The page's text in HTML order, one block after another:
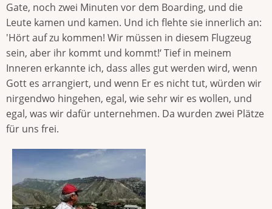
Gate, noch zwei Minuten vor dem Boarding, und die
Leute kamen und kamen. Und ich flehte sie innerlich an:
'Hört auf zu kommen! Wir müssen in diesem Flugzeug
sein, aber ihr kommt und kommt!‘ Tief in meinem
Inneren erkannte ich, dass alles gut werden wird, wenn
Gott es arrangiert, und wenn Er es nicht tut, würden wir
nirgendwo hingehen, egal, wie sehr wir es wollen, und
egal, was wir dafür unternehmen. Da wurden zwei Plätze
für uns frei.